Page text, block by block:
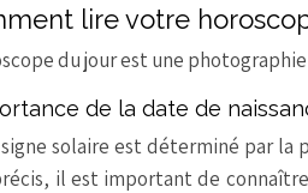
lire votre
du jour est une
de la date de
solaire est déterminé par la
il est important de